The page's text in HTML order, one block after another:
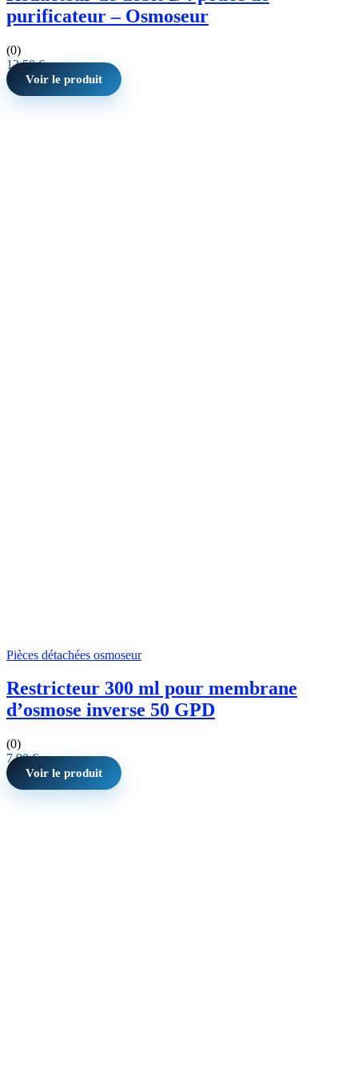
purificateur – Osmoseur
(0)
12,50€
Voir le produit
Pièces détachées osmoseur
Restricteur 300 ml pour membrane
d’osmose inverse 50 GPD
(0)
7,90€
Voir le produit